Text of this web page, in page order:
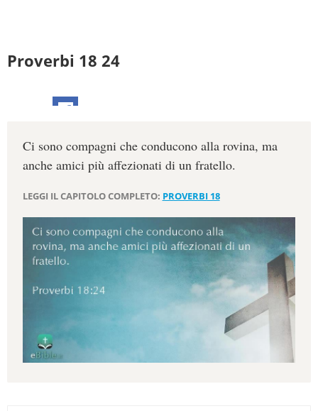
Proverbi 18 24
Ci sono compagni che conducono alla rovina, ma
anche amici più affezionati di un fratello.
LEGGI IL CAPITOLO COMPLETO: PROVERBI 18